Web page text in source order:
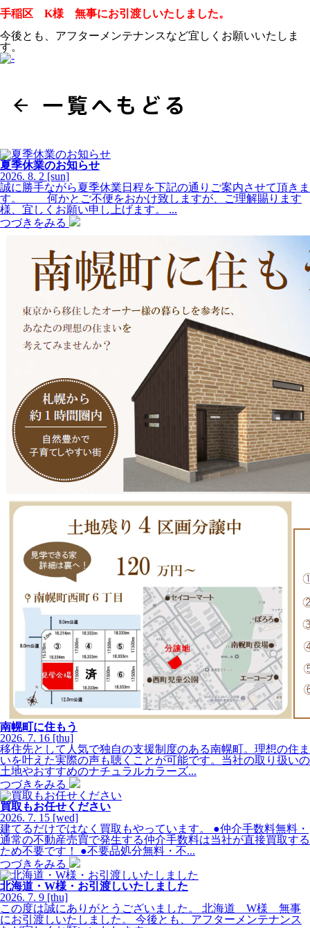
手稲区 K様 無事にお引渡しいたしました。
今後とも、アフターメンテナンスなど宜しくお願いいたしま
す。
夏季休業のお知らせ
2026. 8. 2 [sun]
誠に勝手ながら夏季休業日程を下記の通りご案内させて頂きま
す。 何かとご不便をおかけ致しますが、ご理解賜ります
様、宜しくお願い申し上げます。 ...
つづきをみる
南幌町に住もう
2026. 7. 16 [thu]
移住先として人気で独自の支援制度のある南幌町。理想の住ま
いを叶えた実際の声も聴くことが可能です。当社の取り扱いの
土地やおすすめのナチュラルカラーズ...
つづきをみる
買取もお任せください
2026. 7. 15 [wed]
建てるだけではなく買取もやっています。 ●仲介手数料無料・
通常の不動産売買で発生する仲介手数料は当社が直接買取する
ため不要です！ ●不要品処分無料・不...
つづきをみる
北海道・W様・お引渡しいたしました
2026. 7. 9 [thu]
この度は誠にありがとうございました。 北海道 W様 無事
にお引渡しいたしました。 今後とも、アフターメンテナンス